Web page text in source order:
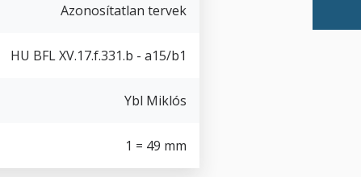
Azonosítatlan tervek
HU BFL XV.17.f.331.b - a15/b1
Ybl Miklós
1 = 49 mm